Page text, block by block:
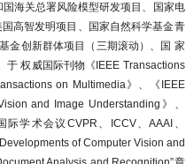
PVT）论文入选PaperDigest
入计算机学科最优秀0.1%；
国海关总署风险模型研发项目、国家电
高智发明项目、国家自然科学基金青
金创新群体项目（三期滚动）、国 家
于 权威国际刊物《IEEE Transactions
on Multimedia》 、
《IEEE
and Image Understanding》、
际学术会议CVPR、ICCV、AAAI、
of Computer Vision and